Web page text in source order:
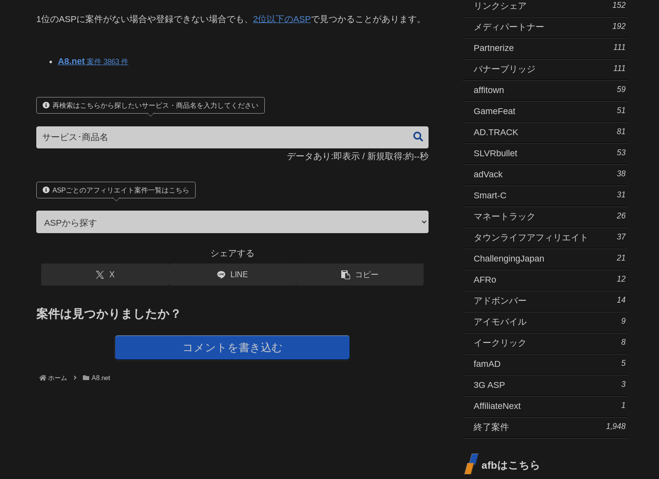
1位のASPに案件がない場合や登録できない場合でも、 2位以下のASPで見つかることがあります。
A8.net案件 3863 件
再検索はこちらから探したいサービス・商品名を入力してください
データあり:即表示 / 新規取得:約--秒
ASPごとのアフィリエイト案件一覧はこちら
シェアする
X LINE コピー
案件は見つかりましたか？
コメントを書き込む
ホーム A8.net
リンクシェア 152
メディパートナー 192
Partnerize 111
バナーブリッジ 111
affitown 59
GameFeat 51
AD.TRACK 81
SLVRbullet 53
adVack 38
Smart-C 31
マネートラック 26
タウンライフアフィリエイト 37
ChallengingJapan 21
AFRo 12
アドボンバー 14
アイモバイル 9
イークリック 8
famAD 5
3G ASP 3
AffiliateNext 1
終了案件 1,948
afbはこちら